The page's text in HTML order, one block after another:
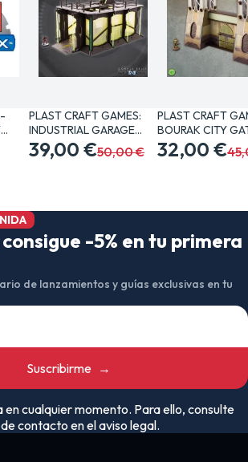
PLAST CRAFT GAMES:
INDUSTRIAL GARAGE
JUEGOS…
39,00 €50,00 €
PLAST CRAFT
BOURAK CITY
JUEGOS…
32,00 €
-5% en tu primera
de lanzamientos y guías exclusivas en tu
Suscribirme →
en cualquier momento. Para ello, consulte
contacto en el aviso legal.